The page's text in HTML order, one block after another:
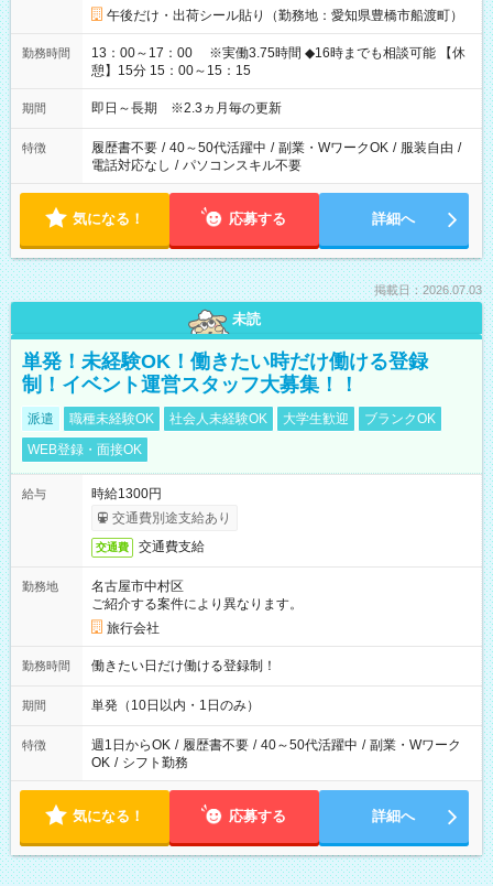
午後だけ・出荷シール貼り（勤務地：愛知県豊橋市船渡町）
勤務時間
13：00～17：00 ※実働3.75時間 ◆16時までも相談可能 【休
憩】15分 15：00～15：15
期間 即日～長期 ※2.3ヵ月毎の更新
特徴 履歴書不要 / 40～50代活躍中 / 副業・WワークOK / 服装自由 /
電話対応なし / パソコンスキル不要
気になる！ 応募する 詳細へ
掲載日：2026.07.03
未読
単発！未経験OK！働きたい時だけ働ける登録
制！イベント運営スタッフ大募集！！
派遣 職種未経験OK 社会人未経験OK 大学生歓迎
ブランクOK
WEB登録・面接OK
給与
時給1300円
交通費別途支給あり
交通費 交通費支給
勤務地
名古屋市中村区
ご紹介する案件により異なります。
旅行会社
勤務時間 働きたい日だけ働ける登録制！
期間 単発（10日以内・1日のみ）
特徴 週1日からOK / 履歴書不要 / 40～50代活躍中 / 副業・Wワーク
OK / シフト勤務
気になる！ 応募する 詳細へ